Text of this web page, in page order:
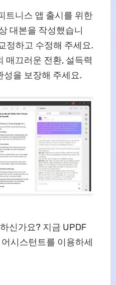
트니스 앱 출시를 위한
대본을 작성했습니
정하고 수정해 주세요.
매끄러운 전환, 설득력
성을 보장해 주세요.
신가요? 지금 UPDF
시스턴트를 이용하세